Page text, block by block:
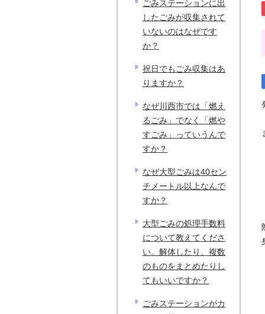
ごみステーションに出
したごみが収集されて
いないのはなぜです
か？
祝日でもごみ収集はあ
りますか？
なぜ川西市では「燃え
るごみ」でなく「燃や
すごみ」っていうんで
すか？
なぜ大型ごみは40セン
チメートル以上なんで
すか？
大型ごみの処理手数料
について教えてくださ
い。解体したり、複数
のものをまとめたりし
てもいいですか？
ごみステーションがカ